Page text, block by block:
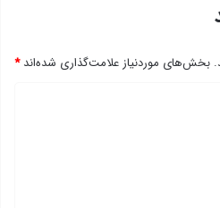
بخش‌های موردنیاز علامت‌گذاری شده‌اند*